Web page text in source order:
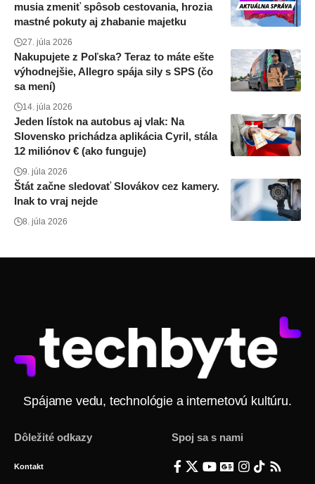
musia zmeniť spôsob cestovania, hrozia
mastné pokuty aj zhabanie majetku
27. júla 2026
Nakupujete z Poľska? Teraz to máte ešte
výhodnejšie, Allegro spája sily s SPS (čo
sa mení)
14. júla 2026
Jeden lístok na autobus aj vlak: Na
Slovensko prichádza aplikácia Cyril, stála
12 miliónov € (ako funguje)
9. júla 2026
Štát začne sledovať Slovákov cez kamery.
Inak to vraj nejde
8. júla 2026
Spájame vedu, technológie a internetovú kultúru.
Dôležité odkazy
Kontakt
Spoj sa s nami